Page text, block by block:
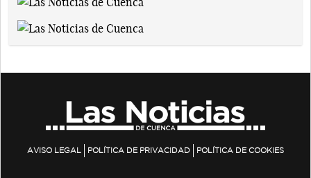
AVISO LEGAL POLÍTICA DE PRIVACIDAD POLÍTICA DE COOKIES